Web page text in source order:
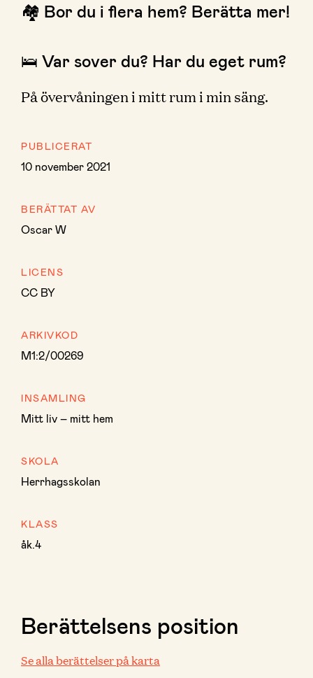
🏘 Bor du i flera hem? Berätta mer!
🛌 Var sover du? Har du eget rum?
På övervåningen i mitt rum i min säng.
PUBLICERAT
10 november 2021
BERÄTTAT AV
Oscar W
LICENS
CC BY
ARKIVKOD
M1:2/00269
INSAMLING
Mitt liv – mitt hem
SKOLA
Herrhagsskolan
KLASS
åk.4
Berättelsens position
Se alla berättelser på karta